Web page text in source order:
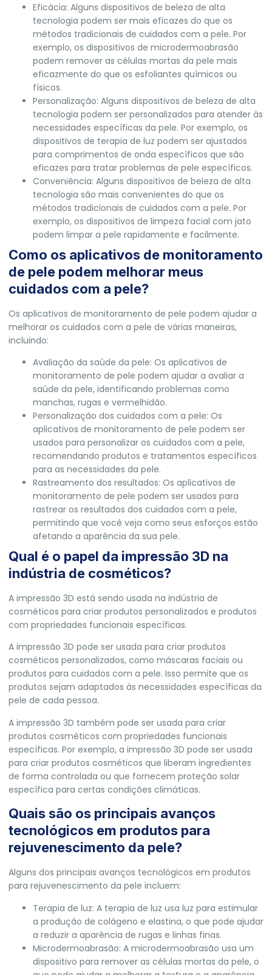
Eficácia: Alguns dispositivos de beleza de alta
tecnologia podem ser mais eficazes do que os
métodos tradicionais de cuidados com a pele. Por
exemplo, os dispositivos de microdermoabrasão
podem remover as células mortas da pele mais
eficazmente do que os esfoliantes químicos ou
físicos.
Personalização: Alguns dispositivos de beleza de alta
tecnologia podem ser personalizados para atender às
necessidades específicas da pele. Por exemplo, os
dispositivos de terapia de luz podem ser ajustados
para comprimentos de onda específicos que são
eficazes para tratar problemas de pele específicos.
Conveniência: Alguns dispositivos de beleza de alta
tecnologia são mais convenientes do que os
métodos tradicionais de cuidados com a pele. Por
exemplo, os dispositivos de limpeza facial com jato
podem limpar a pele rapidamente e facilmente.
Como os aplicativos de monitoramento
de pele podem melhorar meus
cuidados com a pele?
Os aplicativos de monitoramento de pele podem ajudar a
melhorar os cuidados com a pele de várias maneiras,
incluindo:
Avaliação da saúde da pele: Os aplicativos de
monitoramento de pele podem ajudar a avaliar a
saúde da pele, identificando problemas como
manchas, rugas e vermelhidão.
Personalização dos cuidados com a pele: Os
aplicativos de monitoramento de pele podem ser
usados para personalizar os cuidados com a pele,
recomendando produtos e tratamentos específicos
para as necessidades da pele.
Rastreamento dos resultados: Os aplicativos de
monitoramento de pele podem ser usados para
rastrear os resultados dos cuidados com a pele,
permitindo que você veja como seus esforços estão
afetando a aparência da sua pele.
Qual é o papel da impressão 3D na
indústria de cosméticos?
A impressão 3D está sendo usada na indústria de
cosméticos para criar produtos personalizados e produtos
com propriedades funcionais específicas.
A impressão 3D pode ser usada para criar produtos
cosméticos personalizados, como máscaras faciais ou
produtos para cuidados com a pele. Isso permite que os
produtos sejam adaptados às necessidades específicas da
pele de cada pessoa.
A impressão 3D também pode ser usada para criar
produtos cosméticos com propriedades funcionais
específicas. Por exemplo, a impressão 3D pode ser usada
para criar produtos cosméticos que liberam ingredientes
de forma controlada ou que fornecem proteção solar
específica para certas condições climáticas.
Quais são os principais avanços
tecnológicos em produtos para
rejuvenescimento da pele?
Alguns dos principais avanços tecnológicos em produtos
para rejuvenescimento da pele incluem:
Terapia de luz: A terapia de luz usa luz para estimular
a produção de colágeno e elastina, o que pode ajudar
a reduzir a aparência de rugas e linhas finas.
Microdermoabrasão: A microdermoabrasão usa um
dispositivo para remover as células mortas da pele, o